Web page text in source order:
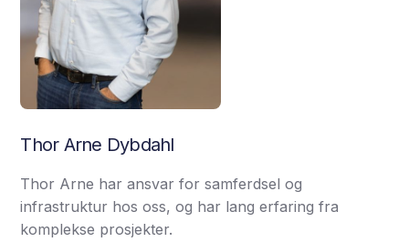
Thor Arne Dybdahl
Thor Arne har ansvar for samferdsel og
infrastruktur hos oss, og har lang erfaring fra
komplekse prosjekter.